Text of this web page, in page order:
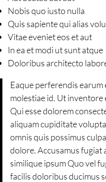
Nobis quo iusto nulla
Quis sapiente qui alias
Vitae eveniet eos et aut
In ea et modi ut sunt atque
Doloribus architecto
Eaque perferendis
molestiae id. Ut
Qui esse dolorem
aliquam cupiditate
omnis quis possimus
dolore. Accusamus
similique ipsum Quo vel
facilis doloribus ducimus